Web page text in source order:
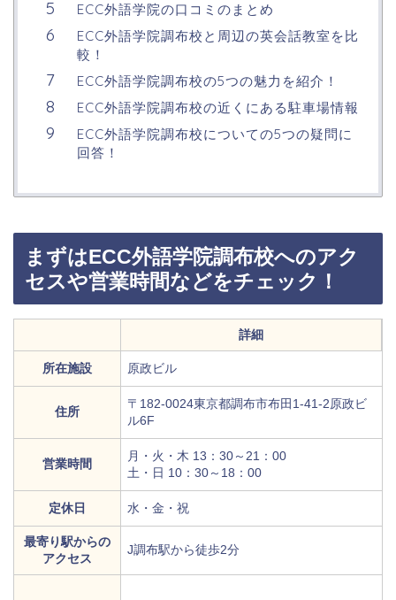
ECC外語学院の口コミのまとめ
ECC外語学院調布校と周辺の英会話教室を比
較！
ECC外語学院調布校の5つの魅力を紹介！
ECC外語学院調布校の近くにある駐車場情報
ECC外語学院調布校についての5つの疑問に
回答！
まずはECC外語学院調布校へのアク
セスや営業時間などをチェック！
詳細
所在施設 原政ビル
住所
〒182-0024東京都調布市布田1-41-2原政ビ
ル6F
営業時間
月・火・木 13：30～21：00
土・日 10：30～18：00
定休日 水・金・祝
最寄り駅からの
アクセス
J調布駅から徒歩2分